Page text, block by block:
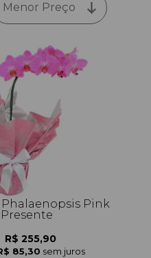
Menor Preço
Pink
Presente
R$ 255,90
85,30 sem juros